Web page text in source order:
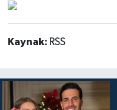
Kaynak: RSS